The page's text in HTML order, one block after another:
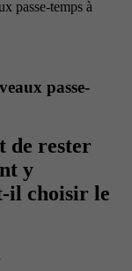
passe-temps à
passe-
de rester
y
il choisir le